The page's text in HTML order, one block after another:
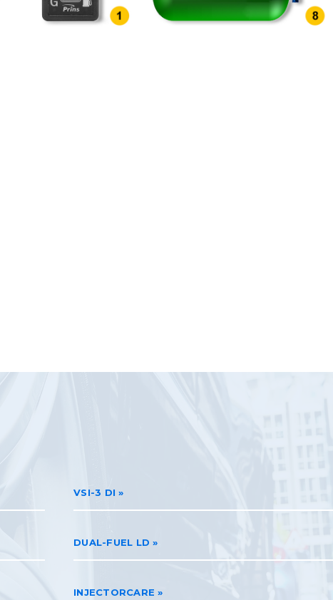
VSI-3 DI
DUAL-FUEL LD
INJECTORCARE